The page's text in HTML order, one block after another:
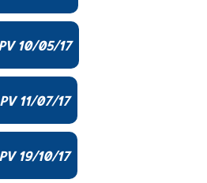
10/05/17
PV 11/07/17
PV 19/10/17